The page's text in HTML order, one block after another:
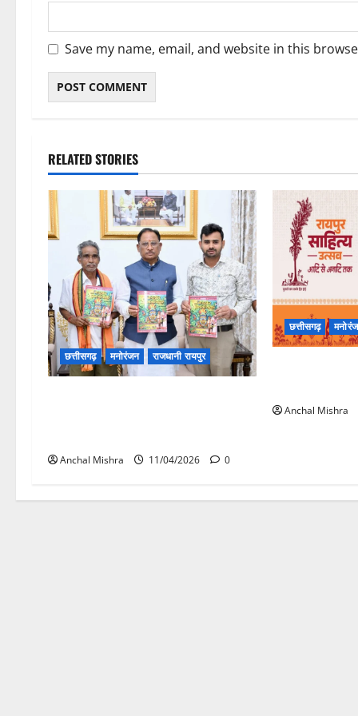
Save my name, email, and website in this
RELATED STORIES
छत्तीसगढ़ मनोरंजन राजधानी रायपुर
Anchal Mishra 11/04/2026 0
छत्तीसगढ़
Anchal Mishra